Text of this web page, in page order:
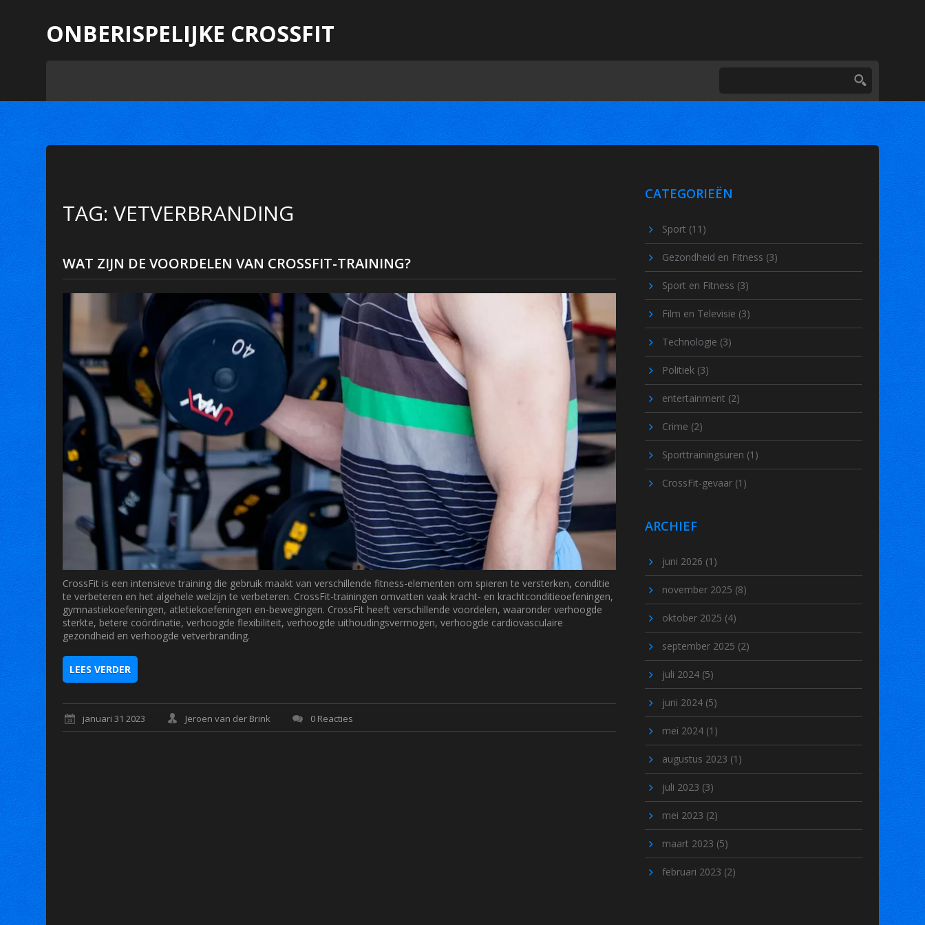
ONBERISPELIJKE CROSSFIT
TAG: VETVERBRANDING
WAT ZIJN DE VOORDELEN VAN CROSSFIT-TRAINING?
CrossFit is een intensieve training die gebruik maakt van verschillende fitness-elementen om spieren te versterken, conditie
te verbeteren en het algehele welzijn te verbeteren. CrossFit-trainingen omvatten vaak kracht- en krachtconditieoefeningen,
gymnastiekoefeningen, atletiekoefeningen en-bewegingen. CrossFit heeft verschillende voordelen, waaronder verhoogde
sterkte, betere coördinatie, verhoogde flexibiliteit, verhoogde uithoudingsvermogen, verhoogde cardiovasculaire
gezondheid en verhoogde vetverbranding.
LEES VERDER
januari 31 2023 Jeroen van der Brink 0 Reacties
CATEGORIEËN
Sport (11)
Gezondheid en Fitness (3)
Sport en Fitness (3)
Film en Televisie (3)
Technologie (3)
Politiek (3)
entertainment (2)
Crime (2)
Sporttrainingsuren (1)
CrossFit-gevaar (1)
ARCHIEF
juni 2026 (1)
november 2025 (8)
oktober 2025 (4)
september 2025 (2)
juli 2024 (5)
juni 2024 (5)
mei 2024 (1)
augustus 2023 (1)
juli 2023 (3)
mei 2023 (2)
maart 2023 (5)
februari 2023 (2)